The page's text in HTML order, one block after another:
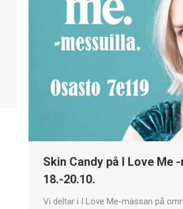
Skin Candy på I Love Me
18.-20.10.
Vi deltar i I Love Me-mässan på